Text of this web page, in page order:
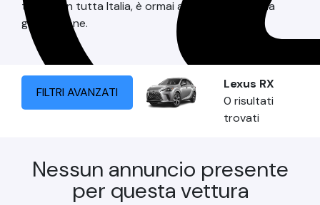
termine in tutta Italia, è ormai arrivato alla quinta
generazione.
FILTRI AVANZATI
Lexus RX
0 risultati
trovati
Nessun annuncio presente
per questa vettura